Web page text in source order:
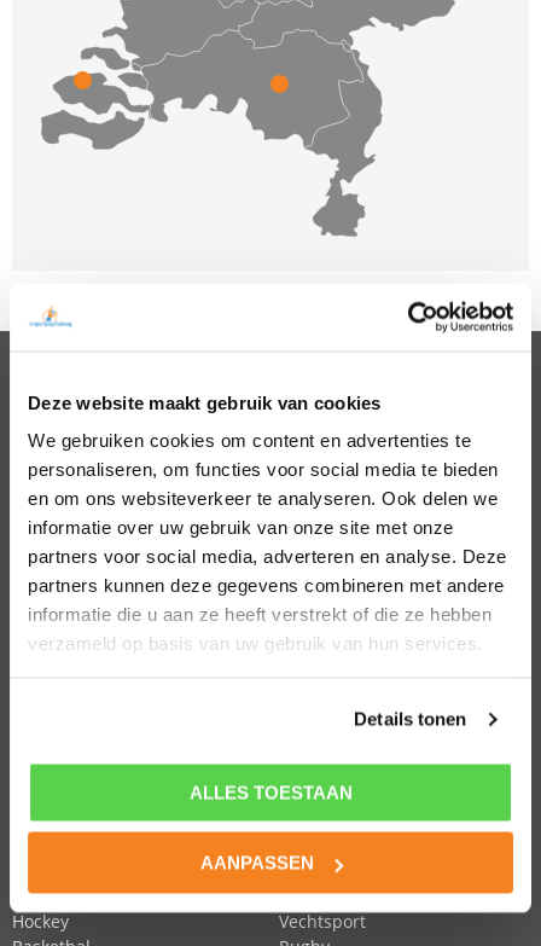
Deze website maakt gebruik van cookies
We gebruiken cookies om content en advertenties te
personaliseren, om functies voor social media te bieden
en om ons websiteverkeer te analyseren. Ook delen we
informatie over uw gebruik van onze site met onze
partners voor social media, adverteren en analyse. Deze
partners kunnen deze gegevens combineren met andere
informatie die u aan ze heeft verstrekt of die ze hebben
verzameld op basis van uw gebruik van hun services.
Details tonen
ALLES TOESTAAN
AANPASSEN
PSYCHOLOGEN
Noord Holland
Zuid Holland
Noord Brabant
Gelderland
Utrecht
Overijssel
Zeeland
Amsterdam
Almere
Hillegom
Den Bosch
Eindhoven
Den Haag
Leiden
Middelburg
Nijmegen
Roosendaal
Rotterdam
POPULAIRE SPORTEN
Paardensport
Hockey
Tennis
Turnen
Vechtsport